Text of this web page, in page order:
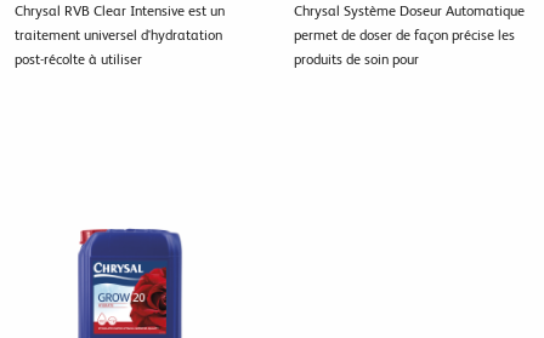
Chrysal RVB Clear Intensive est un
traitement universel d'hydratation
post-récolte à utiliser
Chrysal Système Doseur Automatique
permet de doser de façon précise les
produits de soin pour